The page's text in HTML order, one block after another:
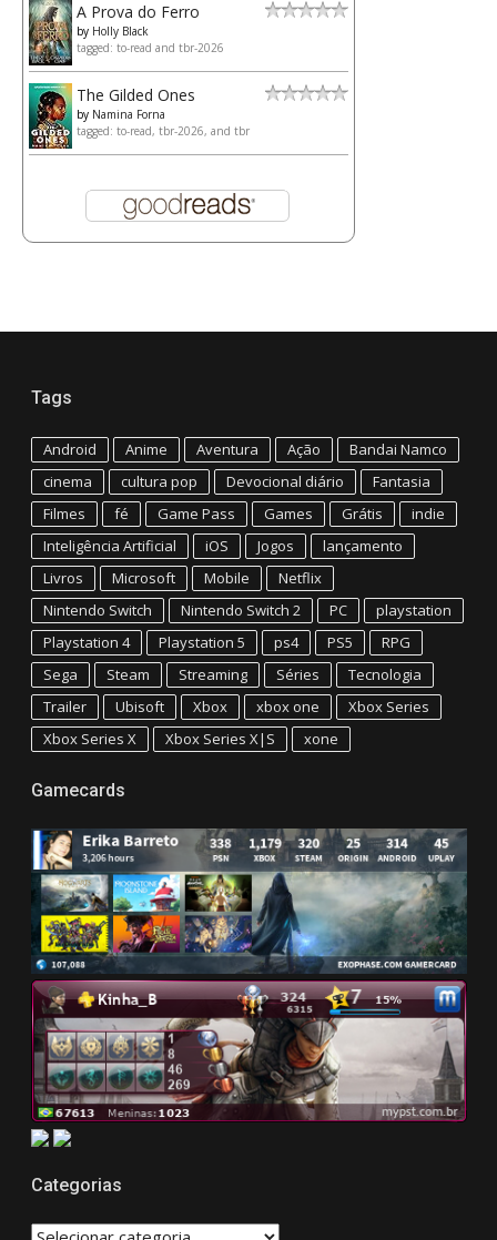
A Prova do Ferro
by Holly Black
tagged: to-read and tbr-2026
The Gilded Ones
by Namina Forna
tagged: to-read, tbr-2026, and tbr
Tags
Android Anime Aventura Ação
Bandai Namco
cinema
cultura pop Devocional diário
Fantasia
Filmes
fé Game Pass Games Grátis
indie
Inteligência Artificial
iOS Jogos
lançamento
Livros
Microsoft Mobile
Netflix
Nintendo Switch
Nintendo Switch 2 PC
playstation
Playstation 4
Playstation 5 ps4 PS5
RPG
Sega
Steam Streaming Séries
Tecnologia
Trailer
Ubisoft Xbox xbox one
Xbox Series
Xbox Series X
Xbox Series X|S xone
Gamecards
Categorias
CATEGORIAS